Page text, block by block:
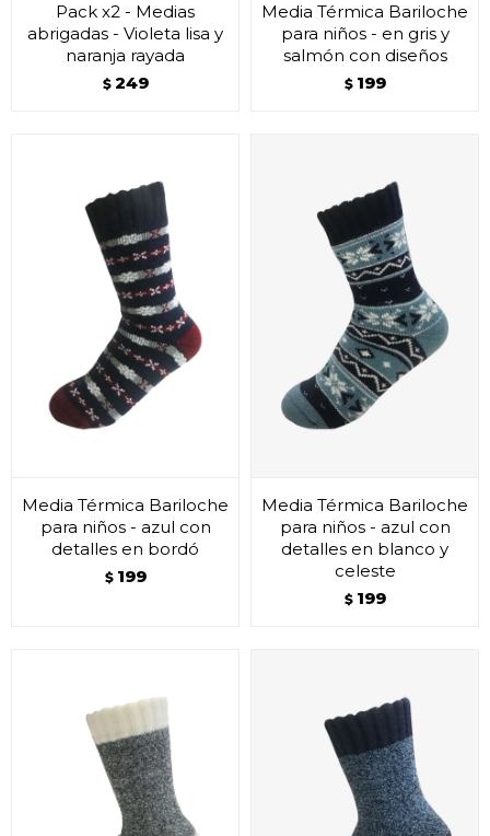
Pack x2 - Medias
abrigadas - Violeta lisa y
naranja rayada
$ 249
Media Térmica Bariloche
para niños - en gris y
salmón con diseños
$ 199
Media Térmica Bariloche
para niños - azul con
detalles en bordó
$ 199
Media Térmica Bariloche
para niños - azul con
detalles en blanco y
celeste
$ 199